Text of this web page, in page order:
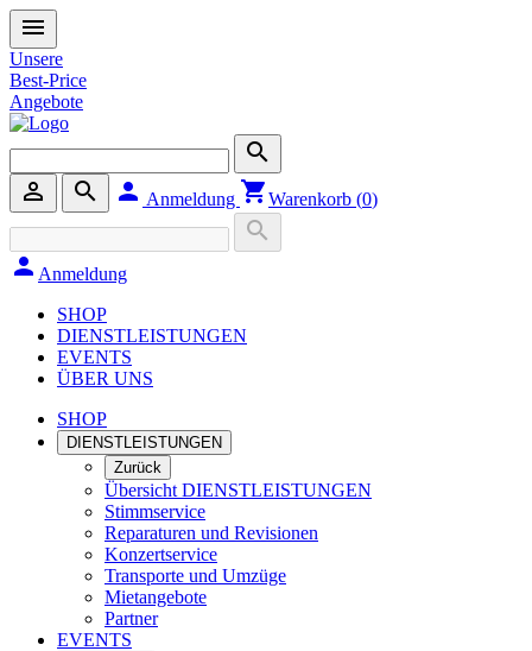
menu
Unsere
Best-Price
Angebote
search
person_outline
search person Anmeldung shopping_cartWarenkorb (0)
search
person Anmeldung
SHOP
DIENSTLEISTUNGEN
EVENTS
ÜBER UNS
SHOP
DIENSTLEISTUNGEN
Zurück
Übersicht DIENSTLEISTUNGEN
Stimmservice
Reparaturen und Revisionen
Konzertservice
Transporte und Umzüge
Mietangebote
Partner
EVENTS